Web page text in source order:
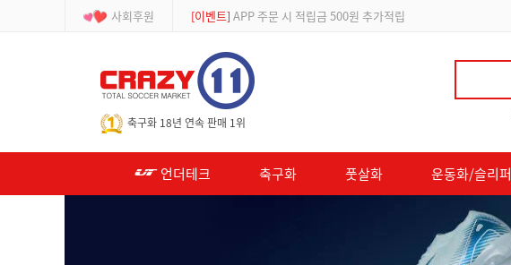
사회후원 [등급제] 회원가입 시 최대 2% 적립 및 할인 쿠폰 지급
축구화 18년 연속 판매 1위
언더테크 축구화 풋살화 운동화/슬리퍼